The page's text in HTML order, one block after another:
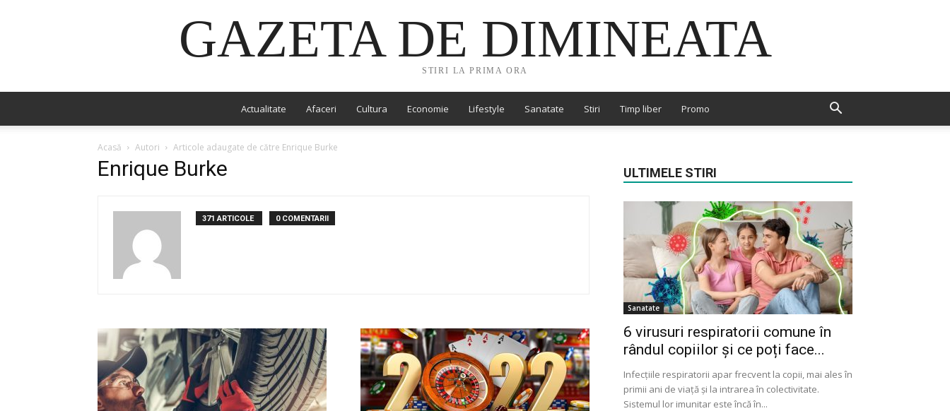
GAZETA DE DIMINEATA
STIRI LA PRIMA ORA
Actualitate Afaceri Cultura Economie Lifestyle Sanatate Stiri Timp liber Promo
Acasă Autori Articole adaugate de către Enrique Burke
Enrique Burke
371 ARTICOLE 0 COMENTARII
ULTIMELE STIRI
Sanatate
6 virusuri respiratorii comune în
rândul copiilor și ce poți face...
Infecțiile respiratorii apar frecvent la copii, mai ales în
primii ani de viață și la intrarea în colectivitate.
Sistemul lor imunitar este încă în...